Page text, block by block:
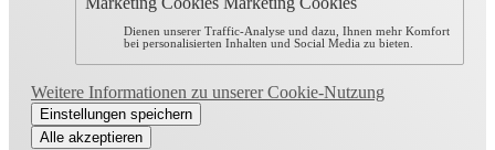
Dienen unserer Traffic-Analyse und dazu, Ihnen mehr Komfort
bei personalisierten Inhalten und Social Media zu bieten.
Weitere Informationen zu unserer Cookie-Nutzung